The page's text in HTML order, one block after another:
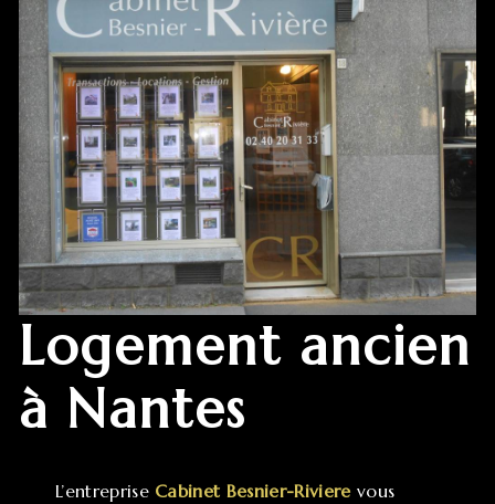
logement ancien
à Nantes
L’entreprise Cabinet Besnier-Riviere vous